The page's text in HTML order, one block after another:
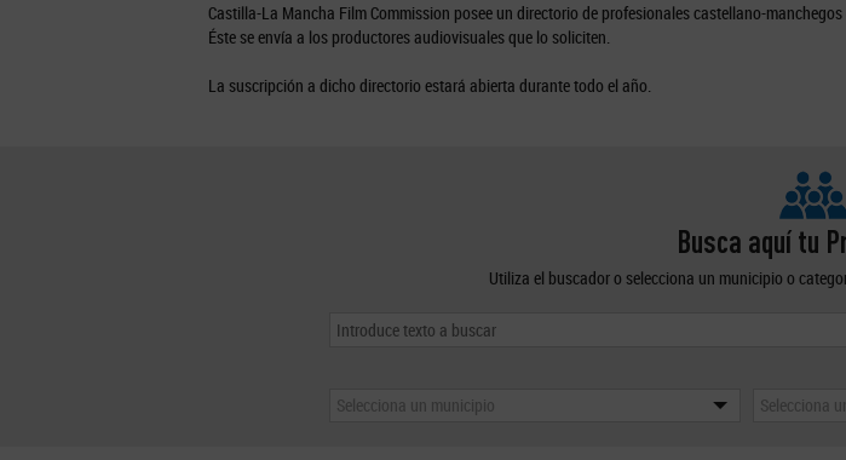
Castilla-La Mancha Film Commission posee un directorio de profesionales castellano-
Éste se envía a los productores audiovisuales que lo soliciten.
La suscripción a dicho directorio estará abierta durante todo el año.
Busca aquí tu
Utiliza el buscador o selecciona un municipio o
Selecciona un municipio
Selecciona